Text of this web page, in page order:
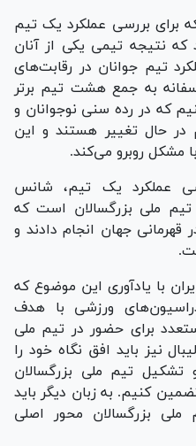
برای بررسی عملکرد یک تیم
که نتیجه تیمی یکی از آنان
تیم جوانان در رقابت‌های
به جمع هشت تیم برتر
که در رده سنی نوجوانان و
در حال تغییر هستند و این
مشکل روبرو می‌کند.
عملکرد یک تیم، شانس
تیم ملی بزرگسالان است که
قهرمانی جهان انجام دادند و
با یادآوری این موضوع که
ورزشی با هدف
برای حضور در تیم ملی
نیز باید افق نگاه خود را
تشکیل تیم ملی بزرگسالان
تضمین کنیم. به زبان دیگر باید
ملی بزرگسالان محور اصلی